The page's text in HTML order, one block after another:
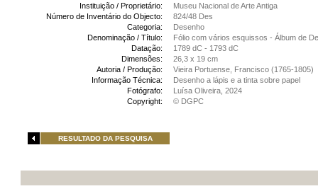
Instituição / Proprietário:
Museu Nacional de Arte Antiga
Número de Inventário do Objecto:
824/48 Des
Categoria:
Desenho
Denominação / Título:
Fólio com vários esquissos - Álbum de
Datação:
1789 dC - 1793 dC
Dimensões:
26,3 x 19 cm
Autoria / Produção:
Vieira Portuense, Francisco (1765-1805)
Informação Técnica:
Desenho a lápis e a tinta sobre papel
Fotógrafo:
Luísa Oliveira, 2024
Copyright:
© DGPC
RESULTADO DA PESQUISA